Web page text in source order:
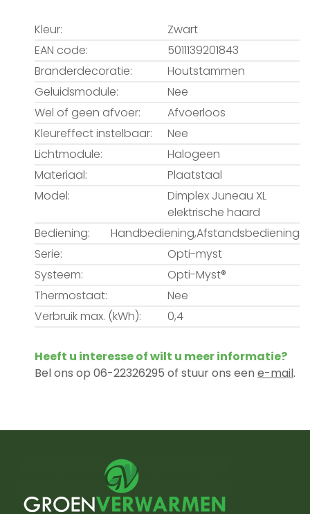
Kleur:
Zwart
EAN code:
5011139201843
Branderdecoratie:
Houtstammen
Geluidsmodule:
Nee
Wel of geen afvoer:
Afvoerloos
Kleureffect instelbaar:
Nee
Lichtmodule:
Halogeen
Materiaal:
Plaatstaal
Model:
Dimplex Juneau XL
elektrische haard
Bediening:
Handbediening,Afstandsbediening
Serie:
Opti-myst
Systeem:
Opti-Myst®
Thermostaat:
Nee
Verbruik max. (kWh):
0,4
Heeft u interesse of wilt u meer informatie?
Bel ons op 06-22326295 of stuur ons een e-mail.